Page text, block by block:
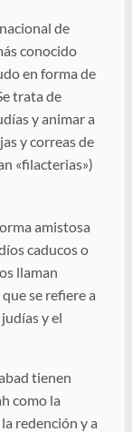
de
conocido
en forma de
trata de
y animar a
y correas de
«filacterias»)
amistosa
caducos o
llaman
se refiere a
y el
tienen
como la
redención y a